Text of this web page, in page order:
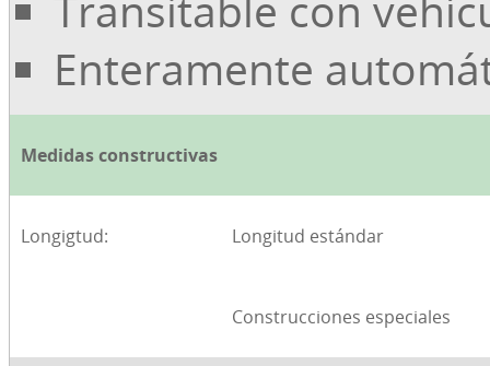
Enteramente
Medidas constructivas
Longigtud: Longitud estándar
Construcciones especiales